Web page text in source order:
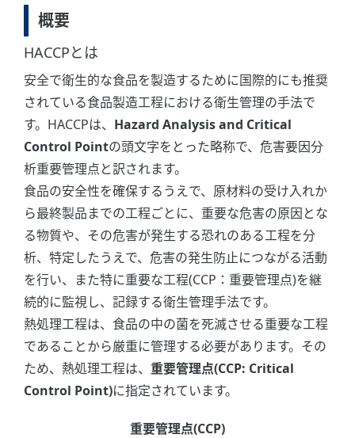
概要
HACCPとは
安全で衛生的な食品を製造するために国際的にも推奨
されている食品製造工程における衛生管理の手法で
す。HACCPは、 Hazard Analysis and Critical
Control Pointの頭文字をとった略称で、危害要因分
析重要管理点と訳されます。
食品の安全性を確保するうえで、原材料の受け入れか
ら最終製品までの工程ごとに、重要な危害の原因とな
る物質や、その危害が発生する恐れのある工程を分
析、特定したうえで、危害の発生防止につながる活動
を行い、また特に重要な工程(CCP：重要管理点)を継
続的に監視し、記録する衛生管理手法です。
熱処理工程は、食品の中の菌を死滅させる重要な工程
であることから厳重に管理する必要があります。その
ため、熱処理工程は、 重要管理点(CCP: Critical
Control Point)に指定されています。
重要管理点(CCP)